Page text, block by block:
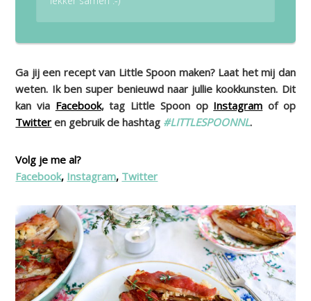
Ga jij een recept van Little Spoon maken? Laat het mij dan
weten. Ik ben super benieuwd naar jullie kookkunsten. Dit
kan via Facebook, tag Little Spoon op Instagram of op
Twitter en gebruik de hashtag #LITTLESPOONNL.
Volg je me al?
Facebook, Instagram, Twitter